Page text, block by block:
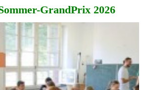
GrandPrix 2026